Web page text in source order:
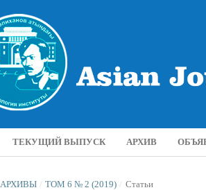
ТЕКУЩИЙ ВЫПУСК АРХИВ
АРХИВЫ / ТОМ 6 № 2 (2019) / Статьи